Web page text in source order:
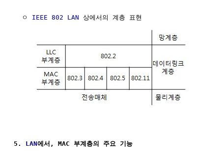
  ㅇ
IEEE 802 LAN 상에서의 계층 표현
5. LAN에서, MAC 부계층의 주요 기능